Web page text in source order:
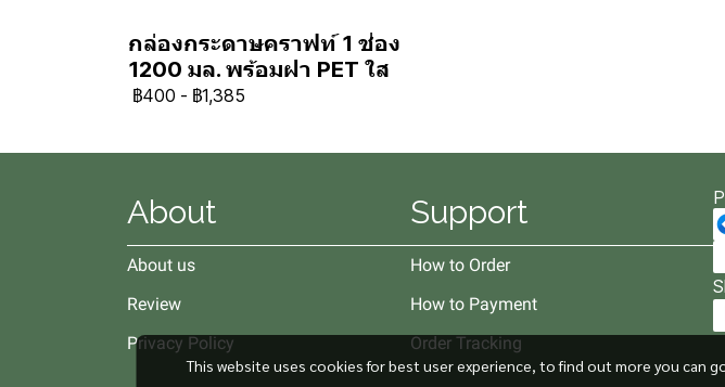
กล่องกระดาษคราฟท์ 1 ช่อง
1200 มล. พร้อมฝา PET ใส
฿400 - ฿1,385
This website uses cookies for best user experience, to find out more you can
About
About us
Review
Privacy Policy
Support
How to Order
How to Payment
Order Tracking